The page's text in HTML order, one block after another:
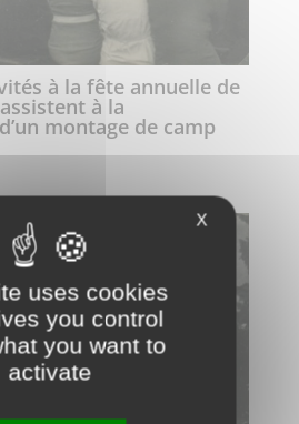
à la fête annuelle de
à la
montage de camp
X
uses cookies
you control
you want to
activate